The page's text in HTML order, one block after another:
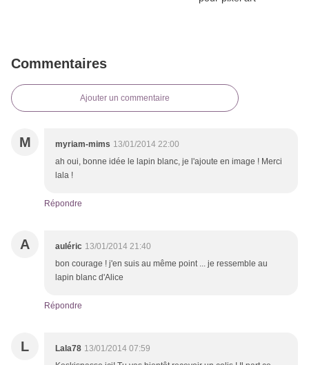
Commentaires
Ajouter un commentaire
M myriam-mims 13/01/2014 22:00
ah oui, bonne idée le lapin blanc, je l'ajoute en image ! Merci
lala !
Répondre
A auléric 13/01/2014 21:40
bon courage ! j'en suis au même point ... je ressemble au
lapin blanc d'Alice
Répondre
L Lala78 13/01/2014 07:59